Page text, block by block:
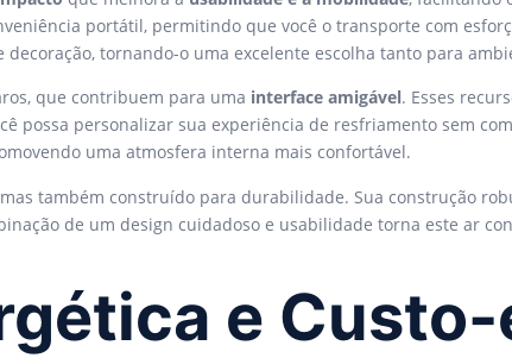
portátil, permitindo que você o transporte com
tornando-o uma excelente escolha tanto para
que contribuem para uma interface amigável. Esses
possa personalizar sua experiência de resfriamento sem
uma atmosfera interna mais confortável.
também construído para durabilidade. Sua construção
de um design cuidadoso e usabilidade torna este ar
e